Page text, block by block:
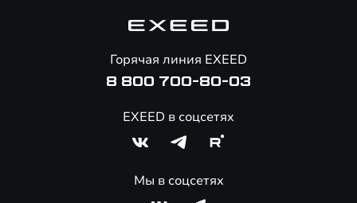
Помощь на дорогах
Горячая линия EXEED
8 800 700-80-03
EXEED в соцсетях
Мы в соцсетях